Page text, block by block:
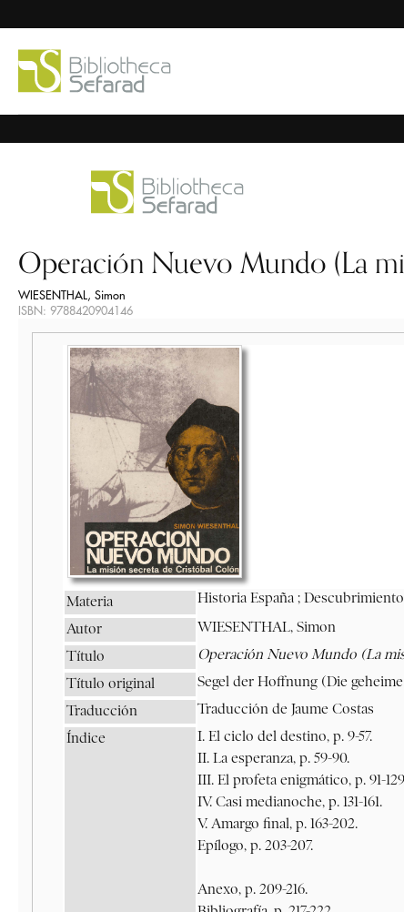
Operación Nuevo Mundo (La
WIESENTHAL, Simon
ISBN: 9788420904146